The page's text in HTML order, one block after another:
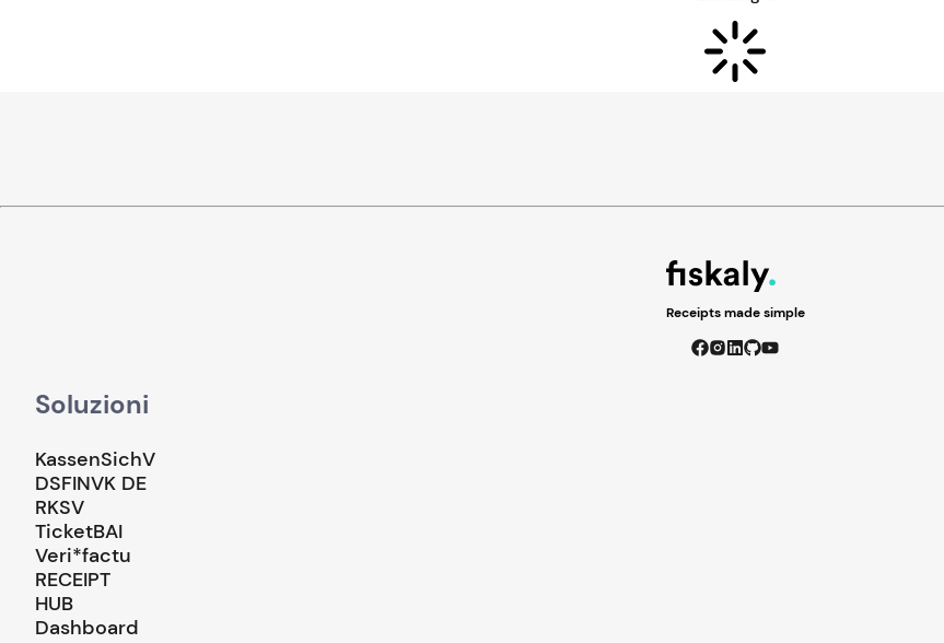
Receipts made simple
Soluzioni
KassenSichV
DSFINVK DE
RKSV
TicketBAI
Veri*factu
RECEIPT
HUB
Dashboard